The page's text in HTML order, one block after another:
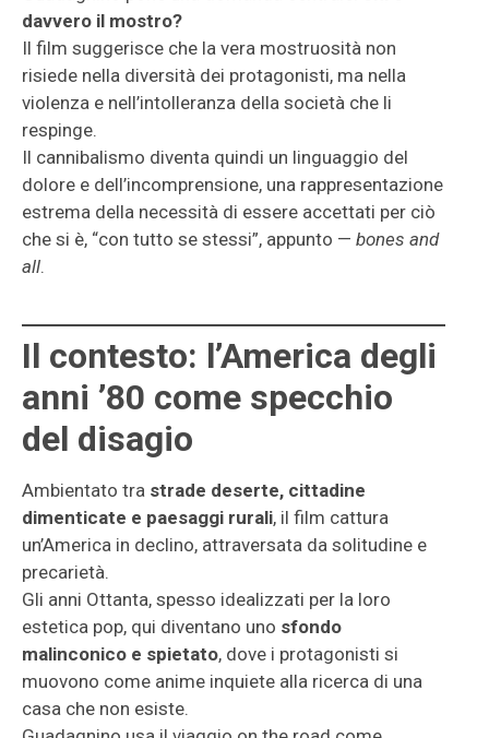
davvero il mostro?
Il film suggerisce che la vera mostruosità non
risiede nella diversità dei protagonisti, ma nella
violenza e nell’intolleranza della società che li
respinge.
Il cannibalismo diventa quindi un linguaggio del
dolore e dell’incomprensione, una rappresentazione
estrema della necessità di essere accettati per ciò
che si è, “con tutto se stessi”, appunto — bones and
all.
Il contesto: l’America degli
anni ’80 come specchio
del disagio
Ambientato tra strade deserte, cittadine
dimenticate e paesaggi rurali, il film cattura
un’America in declino, attraversata da solitudine e
precarietà.
Gli anni Ottanta, spesso idealizzati per la loro
estetica pop, qui diventano uno sfondo
malinconico e spietato, dove i protagonisti si
muovono come anime inquiete alla ricerca di una
casa che non esiste.